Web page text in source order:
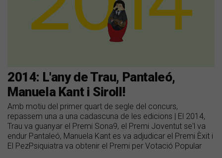
2014: L'any de Trau, Pantaleó,
Manuela Kant i Siroll!
Amb motiu del primer quart de segle del concurs,
repassem una a una cadascuna de les edicions | El 2014,
Trau va guanyar el Premi Sona9, el Premi Joventut se'l va
endur Pantaleó, Manuela Kant es va adjudicar el Premi Èxit i
El PezPsiquiatra va obtenir el Premi per Votació Popular